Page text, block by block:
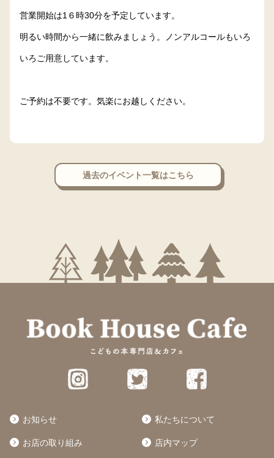
営業開始は1６時30分を予定しています。
明るい時間から一緒に飲みましょう。ノンアルコールもいろ
いろご用意しています。
ご予約は不要です。気楽にお越しください。
過去のイベント一覧はこちら
お知らせ 私たちについて
お店の取り組み 店内マップ